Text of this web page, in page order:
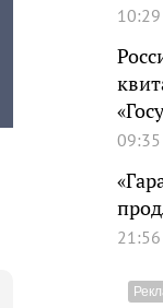
10:29
09:35
21:56